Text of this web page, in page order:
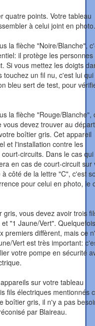
quatre points. Votre tableau
à celui joint en photo.
la flèche "Noire/Blanche",
il protège les
Si vous mettez les doigts
touchez un fil nu, c'est lui
bleu sert de test, pour
la flèche "Rouge/Blanche",
vous devez trouver au
boîtier gris. Cet appareil
et l'installation contre les
circuits. Dans le cas
en cas de court-circuit sur
côté de la lettre "C", c'est
pour celui en photo, le
gris, vous devez avoir trois
"1 Jaune/Vert".
premiers diffèrent, mais ce
Vert est très important:
votre pompe en sécurité
sur votre tableau
fils électriques mentionnés
boîtier gris, il n'y a pas
par Blaireau.